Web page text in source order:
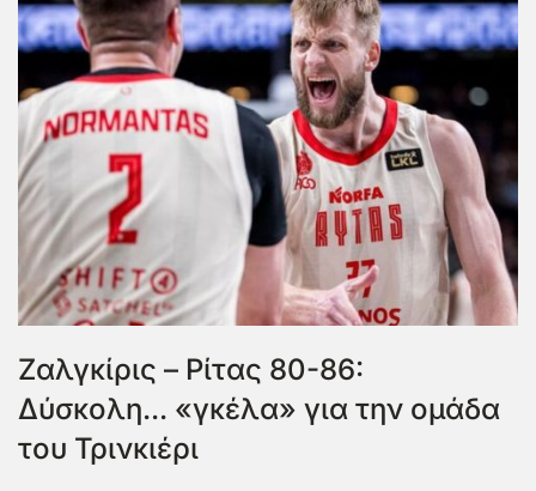
Ζαλγκίρις – Ρίτας 80-86:
Δύσκολη... «γκέλα» για την ομάδα
του Τρινκιέρι